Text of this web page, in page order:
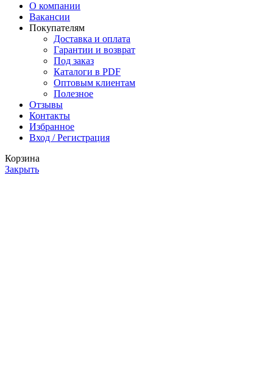
О компании
Вакансии
Покупателям
Доставка и оплата
Гарантии и возврат
Под заказ
Каталоги в PDF
Оптовым клиентам
Полезное
Отзывы
Контакты
Избранное
Вход / Регистрация
Корзина
Закрыть